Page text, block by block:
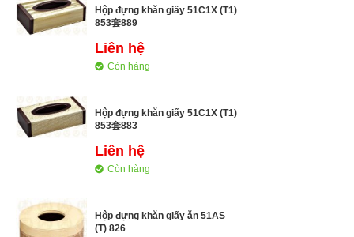
Hộp đựng khăn giấy 51C1X (T1)
853套889
Liên hệ
Còn hàng
Hộp đựng khăn giấy 51C1X (T1)
853套883
Liên hệ
Còn hàng
Hộp đựng khăn giấy ăn 51AS
(T) 826